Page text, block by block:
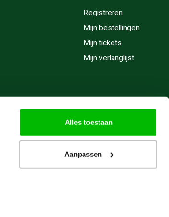
Alles toestaan
Aanpassen
Registreren
Mijn bestellingen
Mijn tickets
Mijn verlanglijst